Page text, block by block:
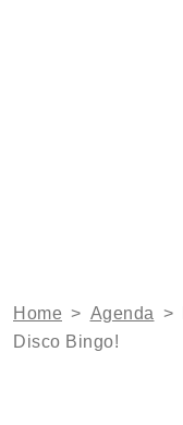
Home > Agenda >
Disco Bingo!